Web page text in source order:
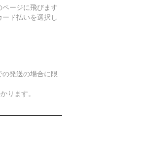
ージに飛びます
ド払いを選択し
発送の場合に限
ります。